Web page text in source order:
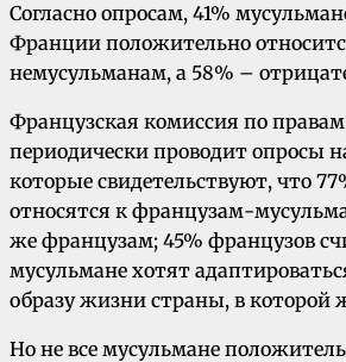
Согласно опросам, 41%
Франции положительно
немусульманам, а 58% –
Французская комиссия по правам
периодически проводит опросы
которые свидетельствуют, что
относятся к французам-
же французам; 45% французов
мусульмане хотят
образу жизни страны, в которой
Но не все мусульмане